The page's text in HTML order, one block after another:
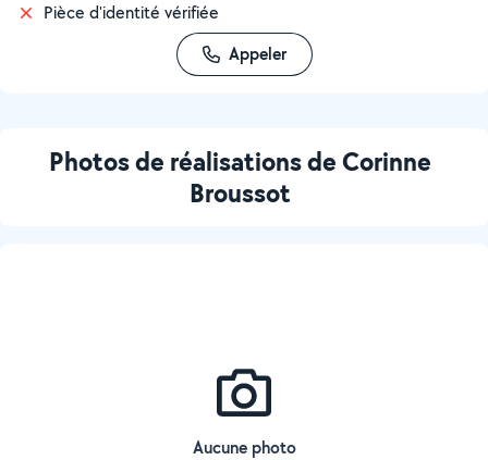
Pièce d'identité vérifiée
Appeler
Photos de réalisations de Corinne
Broussot
Aucune photo